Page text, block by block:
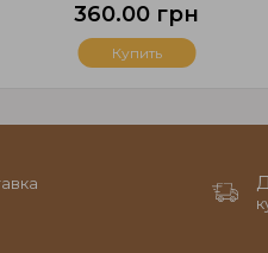
360.00 грн
Купить